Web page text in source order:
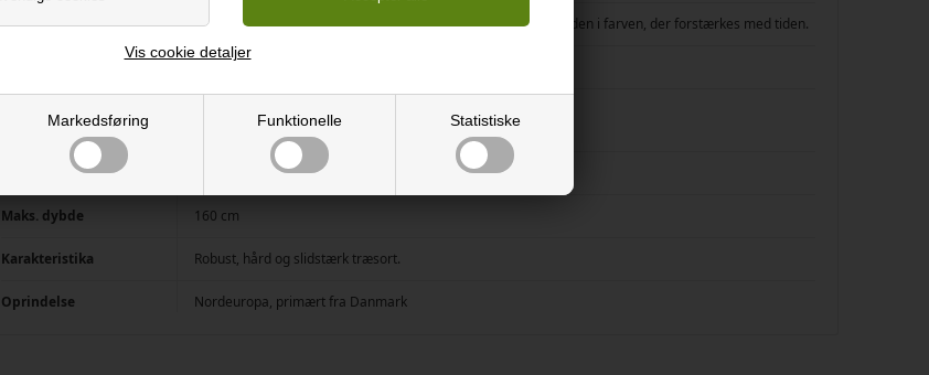
Markedsføring Funktionelle Statistiske
Vis cookie detaljer
Farve Lys træsort med tydelige åretegninger. Naturolieret ask er gylden i farven, der forstærkes med tiden.
Naturolie
Langstav: 330 cm
15-20 kg/m ved dybden 60 cm og tykkelsen 30 mm
Maks. dybde 160 cm
Karakteristika Robust, hård og slidstærk træsort.
Oprindelse Nordeuropa, primært fra Danmark